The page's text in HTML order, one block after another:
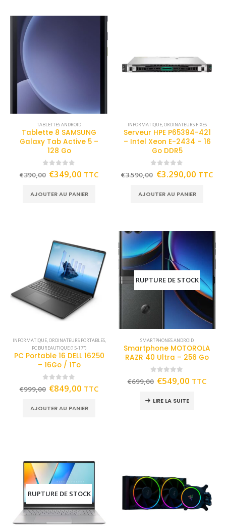
TABLETTES ANDROID
Tablette 8 SAMSUNG
Galaxy Tab Active 5 –
128 Go
out of 5
€390,00 €349,00 TTC
AJOUTER AU PANIER
INFORMATIQUE,ORDINATEURS FIXES
Serveur HPE P65394-421
– Intel Xeon E-2434 – 16
Go DDR5
out of 5
€3.590,00 €3.290,00 TTC
AJOUTER AU PANIER
INFORMATIQUE,ORDINATEURS PORTABLES,
PC BUREAUTIQUE (15-17")
PC Portable 16 DELL 16250
– 16Go / 1To
out of 5
€999,00 €849,00 TTC
AJOUTER AU PANIER
RUPTURE DE STOCK
SMARTPHONES ANDROID
Smartphone MOTOROLA
RAZR 40 Ultra – 256 Go
out of 5
€699,00 €549,00 TTC
LIRE LA SUITE
RUPTURE DE STOCK